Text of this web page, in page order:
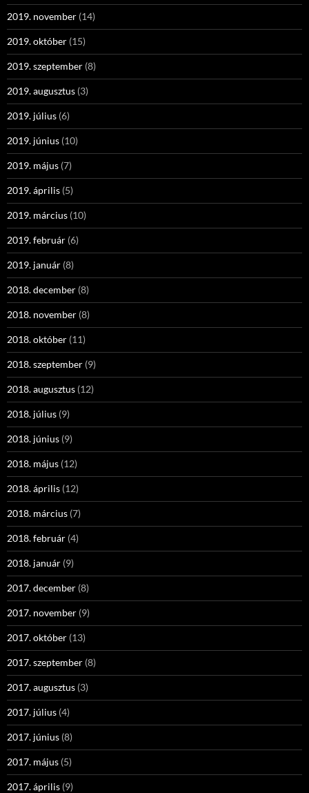
2019. november (14)
2019. október (15)
2019. szeptember (8)
2019. augusztus (3)
2019. július (6)
2019. június (10)
2019. május (7)
2019. április (5)
2019. március (10)
2019. február (6)
2019. január (8)
2018. december (8)
2018. november (8)
2018. október (11)
2018. szeptember (9)
2018. augusztus (12)
2018. július (9)
2018. június (9)
2018. május (12)
2018. április (12)
2018. március (7)
2018. február (4)
2018. január (9)
2017. december (8)
2017. november (9)
2017. október (13)
2017. szeptember (8)
2017. augusztus (3)
2017. július (4)
2017. június (8)
2017. május (5)
2017. április (9)